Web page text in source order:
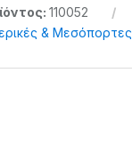
110052
& Μεσόπορτες